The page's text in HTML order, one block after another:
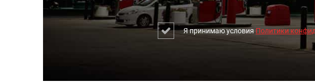
Я принимаю условия Политики